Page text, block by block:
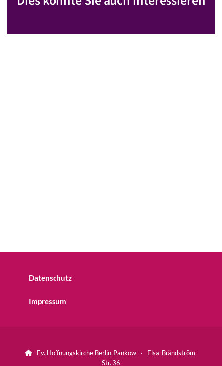
Datenschutz
Impressum
Ev. Hoffnungskirche Berlin-Pankow · Elsa-Brändström-
Str. 36